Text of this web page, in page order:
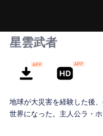
星雲武者
地球が大災害を経験した後
世界になった。主人公ラ・